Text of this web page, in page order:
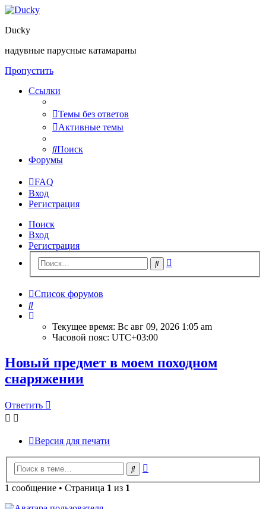
Ducky
надувные парусные катамараны
Пропустить
Ссылки
Темы без ответов
Активные темы
Поиск
Форумы
FAQ
Вход
Регистрация
Поиск
Вход
Регистрация
Поиск
Список форумов
Поиск
Текущее время: Вс авг 09, 2026 1:05 am
Часовой пояс: UTC+03:00
Новый предмет в моем походном
снаряжении
Ответить
Версия для печати
Поиск
1 сообщение • Страница 1 из 1